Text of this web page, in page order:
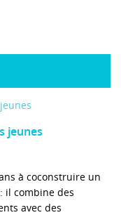
jeunes
à coconstruire un
il combine des
avec des